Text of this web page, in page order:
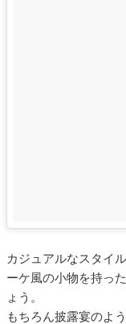
カジュアルなスタイ
ーケ風の小物を持っ
ょう。
もちろん披露宴のよ